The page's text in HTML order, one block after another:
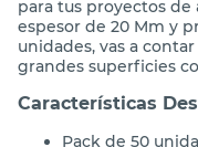
para tus proyectos de
espesor de 20 Mm y
unidades, vas a
grandes superficies
Características
Pack de 50